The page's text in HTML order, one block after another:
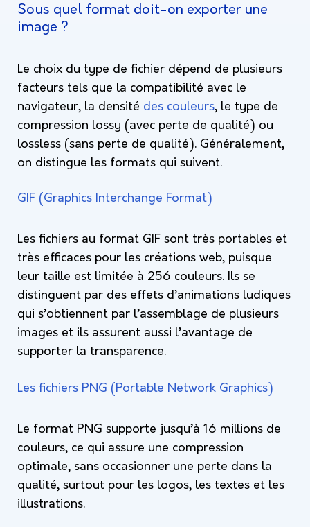
Sous quel format doit-on exporter une
image ?
Le choix du type de fichier dépend de plusieurs
facteurs tels que la compatibilité avec le
navigateur, la densité des couleurs, le type de
compression lossy (avec perte de qualité) ou
lossless (sans perte de qualité). Généralement,
on distingue les formats qui suivent.
GIF (Graphics Interchange Format)
Les fichiers au format GIF sont très portables et
très efficaces pour les créations web, puisque
leur taille est limitée à 256 couleurs. Ils se
distinguent par des effets d’animations ludiques
qui s’obtiennent par l’assemblage de plusieurs
images et ils assurent aussi l’avantage de
supporter la transparence.
Les fichiers PNG (Portable Network Graphics)
Le format PNG supporte jusqu’à 16 millions de
couleurs, ce qui assure une compression
optimale, sans occasionner une perte dans la
qualité, surtout pour les logos, les textes et les
illustrations.